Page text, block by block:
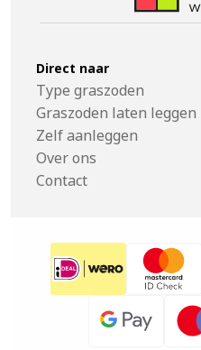
Direct naar
Type graszoden
Graszoden laten leggen
Zelf aanleggen
Over ons
Contact